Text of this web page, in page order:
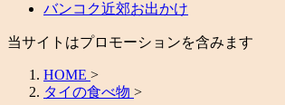
バンコク近郊お出かけ
当サイトはプロモーションを含みます
HOME >
タイの食べ物 >